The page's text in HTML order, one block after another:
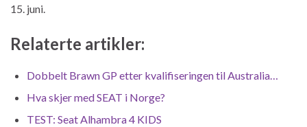
15. juni.
Relaterte artikler:
Dobbelt Brawn GP etter kvalifiseringen til Australia…
Hva skjer med SEAT i Norge?
TEST: Seat Alhambra 4 KIDS